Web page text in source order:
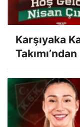
Karşıyaka